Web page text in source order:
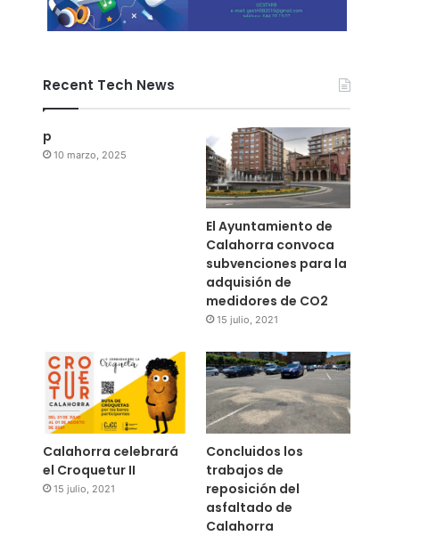
Recent Tech News
p
10 marzo, 2025
El Ayuntamiento de
Calahorra convoca
subvenciones para la
adquisión de
medidores de CO2
15 julio, 2021
Calahorra celebrará
el Croquetur II
15 julio, 2021
Concluidos los
trabajos de
reposición del
asfaltado de
Calahorra